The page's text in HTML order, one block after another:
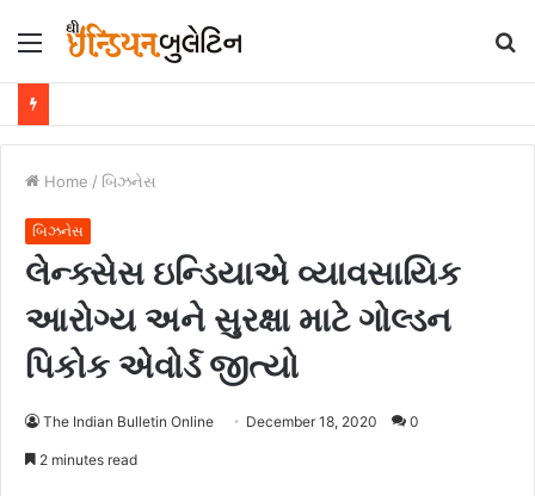
Menu
Home / બિઝનેસ
બિઝનેસ
લેન્ક્સેસ ઇન્ડિયાએ વ્યાવસાયિક
આરોગ્ય અને સુરક્ષા માટે ગોલ્ડન
પિકોક એવોર્ડ જીત્યો
The Indian Bulletin Online December 18, 2020 0
2 minutes read